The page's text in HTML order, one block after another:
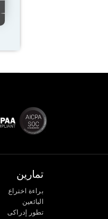
تمارين
براءة اختراع
البائعين
تطور إدراكى